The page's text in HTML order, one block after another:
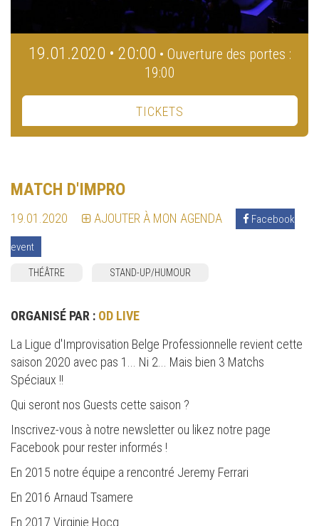
19.01.2020 • 20:00 • Ouverture des portes :
19:00
TICKETS
MATCH D'IMPRO
19.01.2020 AJOUTER À MON AGENDA Facebook
event
THÉÂTRE STAND-UP/HUMOUR
ORGANISÉ PAR : OD LIVE
La Ligue d'Improvisation Belge Professionnelle revient cette
saison 2020 avec pas 1... Ni 2... Mais bien 3 Matchs
Spéciaux !!
Qui seront nos Guests cette saison ?
Inscrivez-vous à notre newsletter ou likez notre page
Facebook pour rester informés !
En 2015 notre équipe a rencontré Jeremy Ferrari
En 2016 Arnaud Tsamere
En 2017 Virginie Hocq